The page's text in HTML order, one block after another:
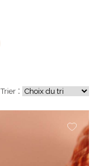
de
mieux à votre maman.
inconditionnel.
Trier :